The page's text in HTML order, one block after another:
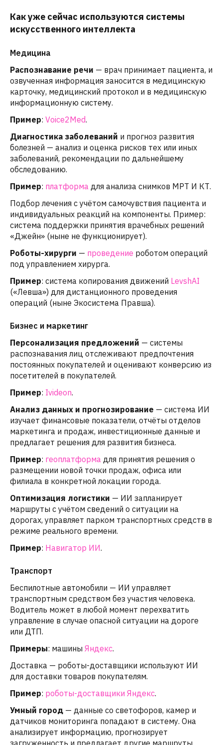
Как уже сейчас используются системы
искусственного интеллекта
Медицина
Распознавание речи — врач принимает пациента, и
озвученная информация заносится в медицинскую
карточку, медицинский протокол и в медицинскую
информационную систему.
Пример: Voice2Med.
Диагностика заболеваний и прогноз развития
болезней — анализ и оценка рисков тех или иных
заболеваний, рекомендации по дальнейшему
обследованию.
Пример: платформа для анализа снимков МРТ И КТ.
Подбор лечения с учётом самочувствия пациента и
индивидуальных реакций на компоненты. Пример:
система поддержки принятия врачебных решений
«Джейн» (ныне не функционирует).
Роботы-хирурги — проведение роботом операций
под управлением хирурга.
Пример: система копирования движений LevshAI
(«Левша») для дистанционного проведения
операций (ныне Экосистема Правша).
Бизнес и маркетинг
Персонализация предложений — системы
распознавания лиц отслеживают предпочтения
постоянных покупателей и оценивают конверсию из
посетителей в покупателей.
Пример: Ivideon.
Анализ данных и прогнозирование — система ИИ
изучает финансовые показатели, отчёты отделов
маркетинга и продаж, инвестиционные данные и
предлагает решения для развития бизнеса.
Пример: геоплатформа для принятия решения о
размещении новой точки продаж, офиса или
филиала в конкретной локации города.
Оптимизация логистики — ИИ запланирует
маршруты с учётом сведений о ситуации на
дорогах, управляет парком транспортных средств в
режиме реального времени.
Пример: Навигатор ИИ.
Транспорт
Беспилотные автомобили — ИИ управляет
транспортным средством без участия человека.
Водитель может в любой момент перехватить
управление в случае опасной ситуации на дороге
или ДТП.
Примеры: машины Яндекс.
Доставка — роботы-доставщики используют ИИ
для доставки товаров покупателям.
Пример: роботы-доставщики Яндекс.
Умный город — данные со светофоров, камер и
датчиков мониторинга попадают в систему. Она
анализирует информацию, прогнозирует